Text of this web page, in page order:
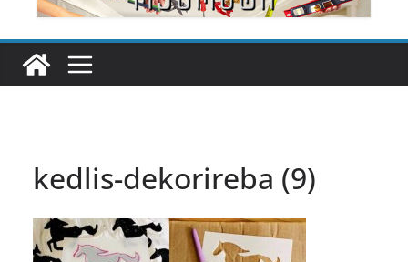
kedlis-dekorireba (9)